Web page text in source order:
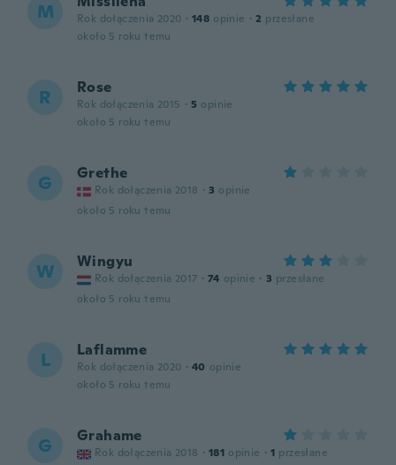
M Rok dołączenia 2020 · 148 opinie · 2 przesłane
około 5 roku temu
R Rose
Rok dołączenia 2015 · 5 opinie
około 5 roku temu
G Grethe
Rok dołączenia 2018 · 3 opinie
około 5 roku temu
W Wingyu
Rok dołączenia 2017 · 74 opinie · 3 przesłane
około 5 roku temu
L Laflamme
Rok dołączenia 2020 · 40 opinie
około 5 roku temu
G Grahame
Rok dołączenia 2018 · 181 opinie · 1 przesłane